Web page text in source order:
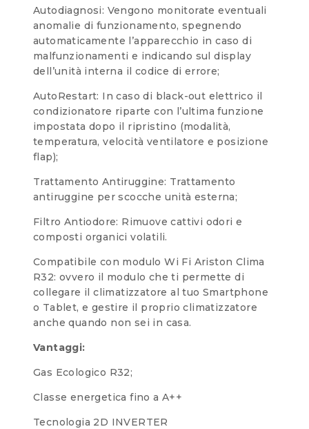
Autodiagnosi: Vengono monitorate eventuali
anomalie di funzionamento, spegnendo
automaticamente l’apparecchio in caso di
malfunzionamenti e indicando sul display
dell’unità interna il codice di errore;
AutoRestart: In caso di black-out elettrico il
condizionatore riparte con l’ultima funzione
impostata dopo il ripristino (modalità,
temperatura, velocità ventilatore e posizione
flap);
Trattamento Antiruggine: Trattamento
antiruggine per scocche unità esterna;
Filtro Antiodore: Rimuove cattivi odori e
composti organici volatili.
Compatibile con modulo Wi Fi Ariston Clima
R32: ovvero il modulo che ti permette di
collegare il climatizzatore al tuo Smartphone
o Tablet, e gestire il proprio climatizzatore
anche quando non sei in casa.
Vantaggi:
Gas Ecologico R32;
Classe energetica fino a A++
Tecnologia 2D INVERTER